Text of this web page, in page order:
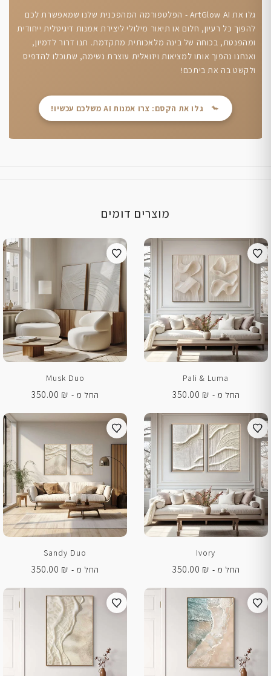
גלו את ArtGlow AI - הפלטפורמה המהפכנית שלנו שמאפשרת לכם
להפוך כל רעיון, חלום או תיאור מילולי ליצירת אמנות דיגיטלית ייחודית
ומהפנטת, בכוחה של בינה מלאכותית מתקדמת. תנו דרור לדמיון,
ואנחנו נהפוך אותו למציאות ויזואלית עוצרת נשימה, שתוכלו להדפיס
ולקשט בה את ביתכם!
גלו את הקסם: צרו אמנות AI משלכם עכשיו!
מוצרים דומים
Pali & Luma
החל מ -
350.00 ₪
Musk Duo
החל מ -
350.00 ₪
Ivory
החל מ -
350.00 ₪
Sandy Duo
החל מ -
350.00 ₪